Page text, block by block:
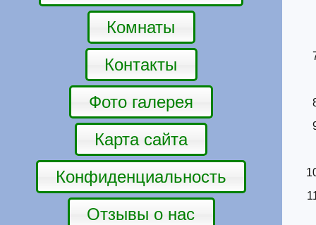
Комнаты
Контакты
Фото галерея
Карта сайта
Конфиденциальность
Отзывы о нас